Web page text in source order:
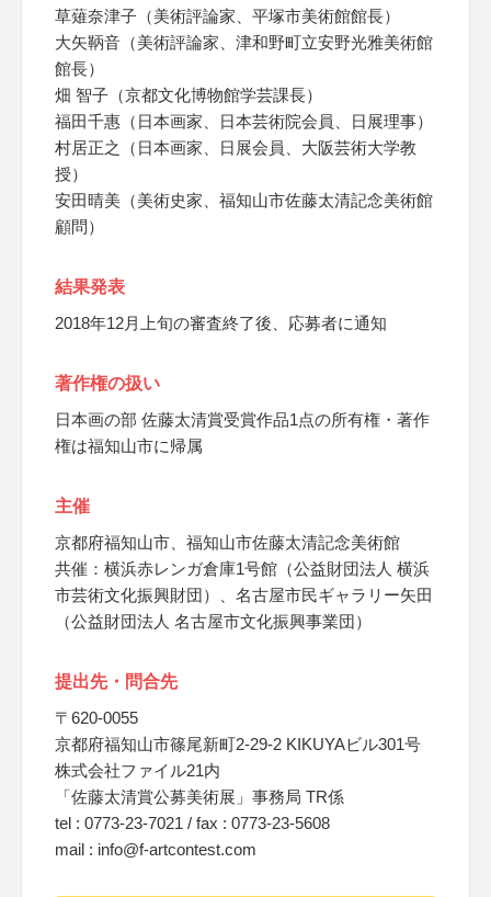
草薙奈津子（美術評論家、平塚市美術館館長）
大矢鞆音（美術評論家、津和野町立安野光雅美術館
館長）
畑 智子（京都文化博物館学芸課長）
福田千惠（日本画家、日本芸術院会員、日展理事）
村居正之（日本画家、日展会員、大阪芸術大学教
授）
安田晴美（美術史家、福知山市佐藤太清記念美術館
顧問）
結果発表
2018年12月上旬の審査終了後、応募者に通知
著作権の扱い
日本画の部 佐藤太清賞受賞作品1点の所有権・著作
権は福知山市に帰属
主催
京都府福知山市、福知山市佐藤太清記念美術館
共催：横浜赤レンガ倉庫1号館（公益財団法人 横浜
市芸術文化振興財団）、名古屋市民ギャラリー矢田
（公益財団法人 名古屋市文化振興事業団）
提出先・問合先
〒620-0055
京都府福知山市篠尾新町2-29-2 KIKUYAビル301号
株式会社ファイル21内
「佐藤太清賞公募美術展」事務局 TR係
tel : 0773-23-7021 / fax : 0773-23-5608
mail : info@f-artcontest.com